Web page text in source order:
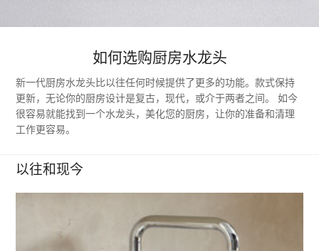
如何选购厨房水龙头
新一代厨房水龙头比以往任何时候提供了更多的功能。款式保持
更新，无论你的厨房设计是复古，现代，或介于两者之间。 如今
很容易就能找到一个水龙头，美化您的厨房，让你的准备和清理
工作更容易。
以往和现今